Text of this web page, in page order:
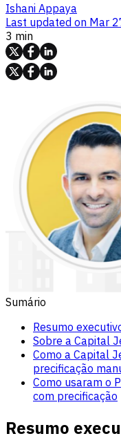
Ishani Appaya
Last updated on Mar
3 min
Sumário
Resumo
Sobre a Capital
Como a Capital
precificação
Como usaram o
com precificação
Resumo